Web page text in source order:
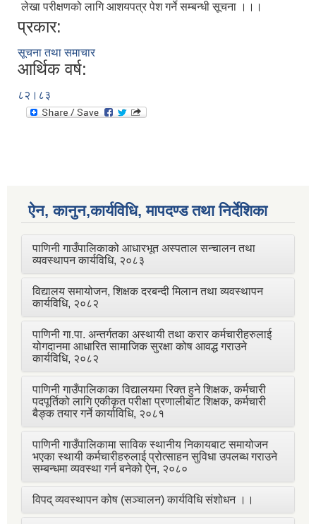
लेखा परीक्षणको लागि आशयपत्र पेश गर्ने सम्बन्धी सूचना ।।।
प्रकार:
सूचना तथा समाचार
आर्थिक वर्ष:
८२।८३
ऐन, कानुन,कार्यविधि, मापदण्ड तथा निर्देशिका
पाणिनी गाउँपालिकाको आधारभूत अस्पताल सन्चालन तथा
व्यवस्थापन कार्यविधि, २०८३
विद्यालय समायोजन, शिक्षक दरबन्दी मिलान तथा व्यवस्थापन
कार्यविधि, २०८२
पाणिनी गा.पा. अन्तर्गतका अस्थायी तथा करार कर्मचारीहरुलाई
योगदानमा आधारित सामाजिक सुरक्षा कोष आवद्ध गराउने
कार्यविधि, २०८२
पाणिनी गाउँपालिकाका विद्यालयमा रिक्त हुने शिक्षक, कर्मचारी
पदपूर्तिको लागि एकीकृत परीक्षा प्रणालीबाट शिक्षक, कर्मचारी
बैङ्क तयार गर्ने कार्याविधि, २०८१
पाणिनी गाउँपालिकामा साविक स्थानीय निकायबाट समायोजन
भएका स्थायी कर्मचारीहरुलाई प्रोत्साहन सुविधा उपलब्ध गराउने
सम्बन्धमा व्यवस्था गर्न बनेको ऐन, २०८०
विपद् व्यवस्थापन कोष (सञ्चालन) कार्यविधि संशोधन ।।